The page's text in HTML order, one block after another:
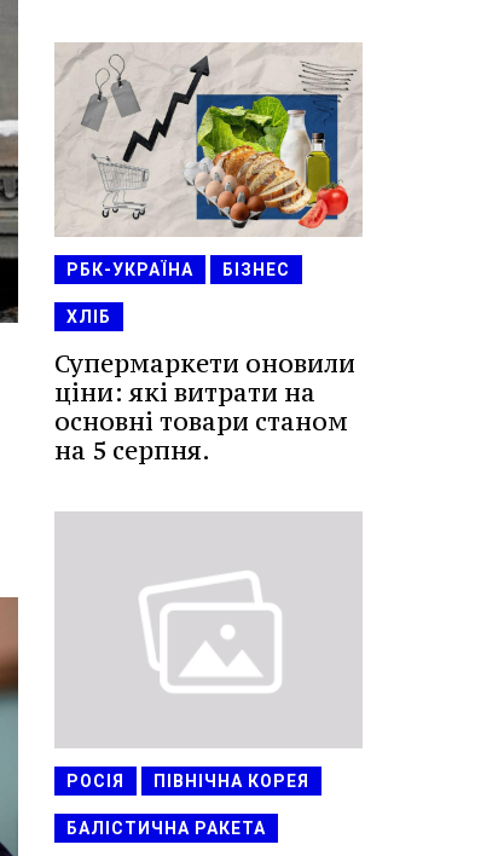
РБК-УКРАЇНА БІЗНЕС
ХЛІБ
Супермаркети оновили
ціни: які витрати на
основні товари станом
на 5 серпня.
РОСІЯ ПІВНІЧНА КОРЕЯ
БАЛІСТИЧНА РАКЕТА